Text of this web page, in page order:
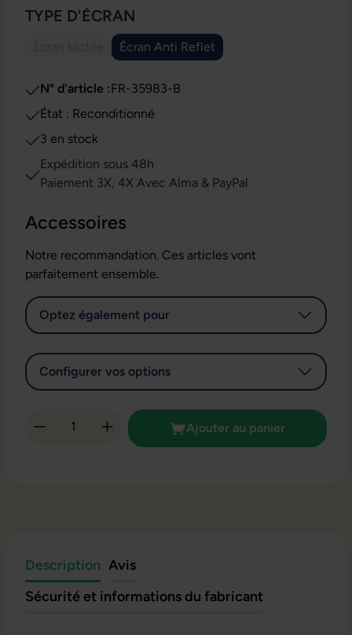
SÉLECTIONNEZ
TYPE D'ÉCRAN
(Cette option n'est pas disponible pour le moment.)
Écran Anti Reflet
N° d'article :FR-35983-B
État : Reconditionné
3 en stock
Expédition sous 48h
Paiement 3X, 4X Avec Alma & PayPal
Accessoires
Notre recommandation. Ces articles vont
parfaitement ensemble.
Optez également pour
Configurer vos options
Quantité de produit : Entrez la quantité
Ajouter au panier
Description Avis
Sécurité et informations du fabricant